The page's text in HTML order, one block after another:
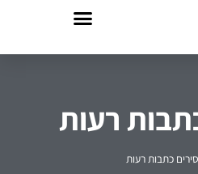
רעות
כתבות רעות